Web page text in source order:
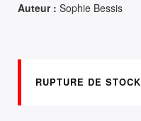
Auteur : Sophie Bessis
RUPTURE DE STOCK